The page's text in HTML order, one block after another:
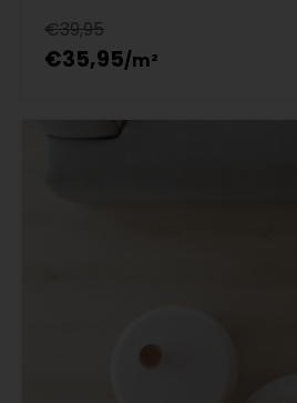
€39,95
€35,95